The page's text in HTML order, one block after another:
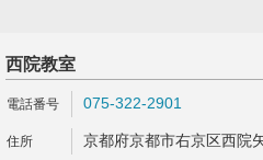
西院教室
075-322-2901
京都府京都市右京区西院